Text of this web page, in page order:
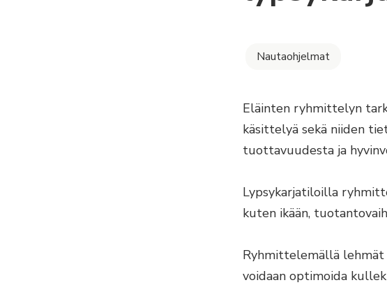
Nautaohjelmat
Eläinten ryhmittelyn
käsittelyä sekä niiden
tuottavuudesta ja
Lypsykarjatiloilla
kuten ikään,
Ryhmittelemällä lehmät
voidaan optimoida